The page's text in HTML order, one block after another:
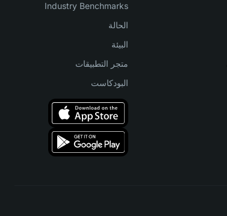
Industry Benchmarks
الحالة
البيئة
متجر التطبيقات
البودكاست